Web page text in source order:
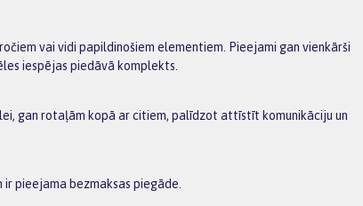
vai vidi papildinošiem elementiem. Pieejami gan vienkārši
iespējas piedāvā komplekts.
gan rotaļām kopā ar citiem, palīdzot attīstīt komunikāciju un
pieejama bezmaksas piegāde.